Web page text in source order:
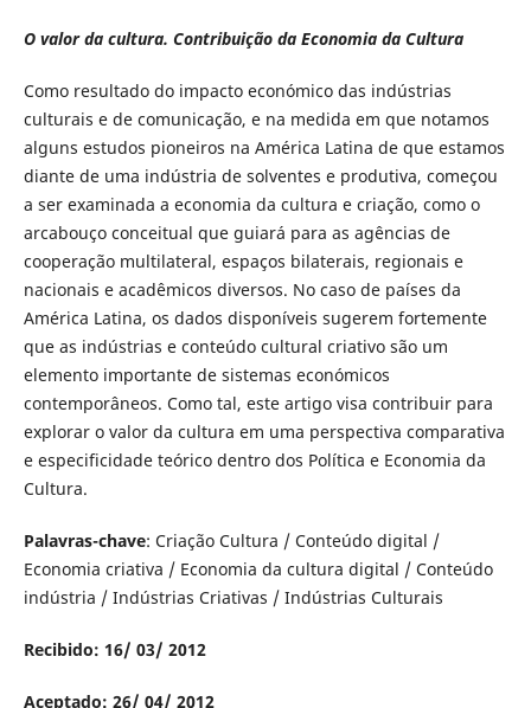
O valor da cultura. Contribuição da Economia da Cultura
Como resultado do impacto económico das indústrias
culturais e de comunicação, e na medida em que notamos
alguns estudos pioneiros na América Latina de que estamos
diante de uma indústria de solventes e produtiva, começou
a ser examinada a economia da cultura e criação, como o
arcabouço conceitual que guiará para as agências de
cooperação multilateral, espaços bilaterais, regionais e
nacionais e acadêmicos diversos. No caso de países da
América Latina, os dados disponíveis sugerem fortemente
que as indústrias e conteúdo cultural criativo são um
elemento importante de sistemas económicos
contemporâneos. Como tal, este artigo visa contribuir para
explorar o valor da cultura em uma perspectiva comparativa
e especificidade teórico dentro dos Política e Economia da
Cultura.
Palavras-chave: Criação Cultura / Conteúdo digital /
Economia criativa / Economia da cultura digital / Conteúdo
indústria / Indústrias Criativas / Indústrias Culturais
Recibido: 16/ 03/ 2012
Aceptado: 26/ 04/ 2012